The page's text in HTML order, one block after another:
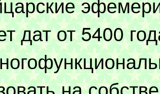
дат от 5400